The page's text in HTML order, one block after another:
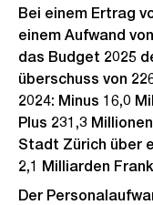
Bei einem Ertrag
einem Aufwand
das Budget 2025
überschuss von
2024: Minus 16,0
Plus 231,3
Stadt Zürich über
2,1 Milliarden
Der